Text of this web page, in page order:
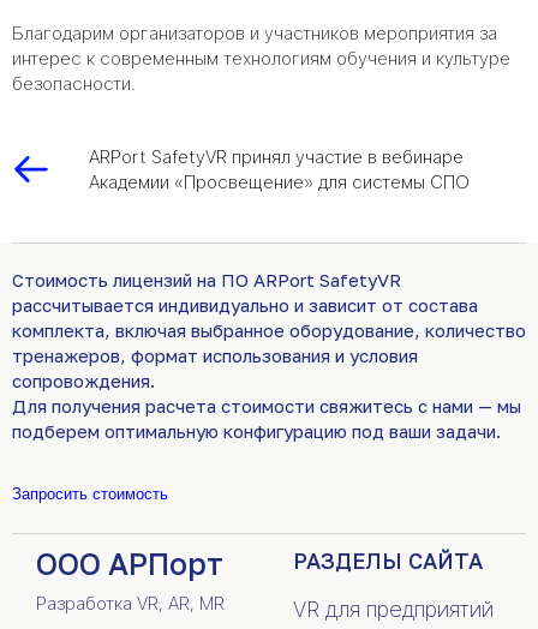
Благодарим организаторов и участников мероприятия за
интерес к современным технологиям обучения и культуре
безопасности.
ARPort SafetyVR принял участие в вебинаре
Академии «Просвещение» для системы СПО
Стоимость лицензий на ПО ARPort SafetyVR
рассчитывается индивидуально и зависит от состава
комплекта, включая выбранное оборудование, количество
тренажеров, формат использования и условия
сопровождения.
Для получения расчета стоимости свяжитесь с нами — мы
подберем оптимальную конфигурацию под ваши задачи.
Запросить стоимость
ООО АРПорт
Разработка VR, AR, MR
РАЗДЕЛЫ САЙТА
VR для предприятий